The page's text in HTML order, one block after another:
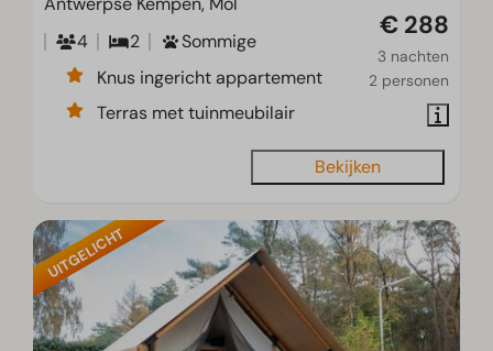
€ 288
3 nachten
2 personen
4
2
Sommige
Knus ingericht appartement
Terras met tuinmeubilair
Bekijken
UITGELICHT